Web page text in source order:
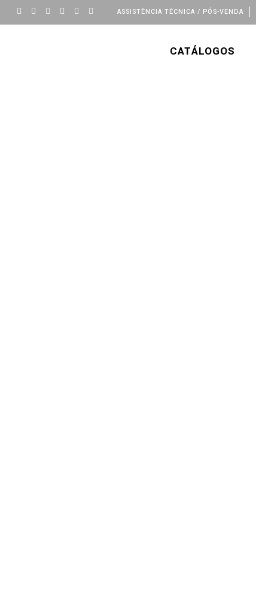
ASSISTÊNCIA TÉCNICA / PÓS-VENDA
CATÁLOGOS